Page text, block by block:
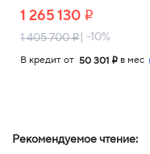
1 265 130 i
1 405 700i| -10%
В кредит от 50 301 i в мес
Рекомендуемое чтение: